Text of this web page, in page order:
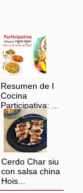
Resumen de I
Cocina
Participativa: ...
Cerdo Char siu
con salsa china
Hois...